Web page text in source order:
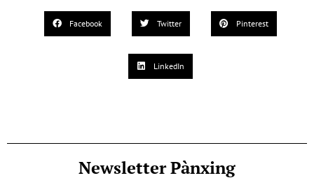
Facebook Twitter Pinterest
LinkedIn
Newsletter Pànxing